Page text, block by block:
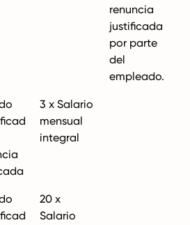
renuncia
justificada
por parte
del
empleado.
3 x Salario
mensual
integral
20 x
Salario